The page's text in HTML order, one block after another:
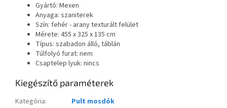
Gyártó: Mexen
Anyaga: szaniterek
Szín: fehér - arany texturált felület
Mérete: 455 x 325 x 135 cm
Típus: szabadon álló, táblán
Túlfolyó furat: nem
Csaptelep lyuk: nincs
Kiegészítő paraméterek
Kategória:
Pult mosdók